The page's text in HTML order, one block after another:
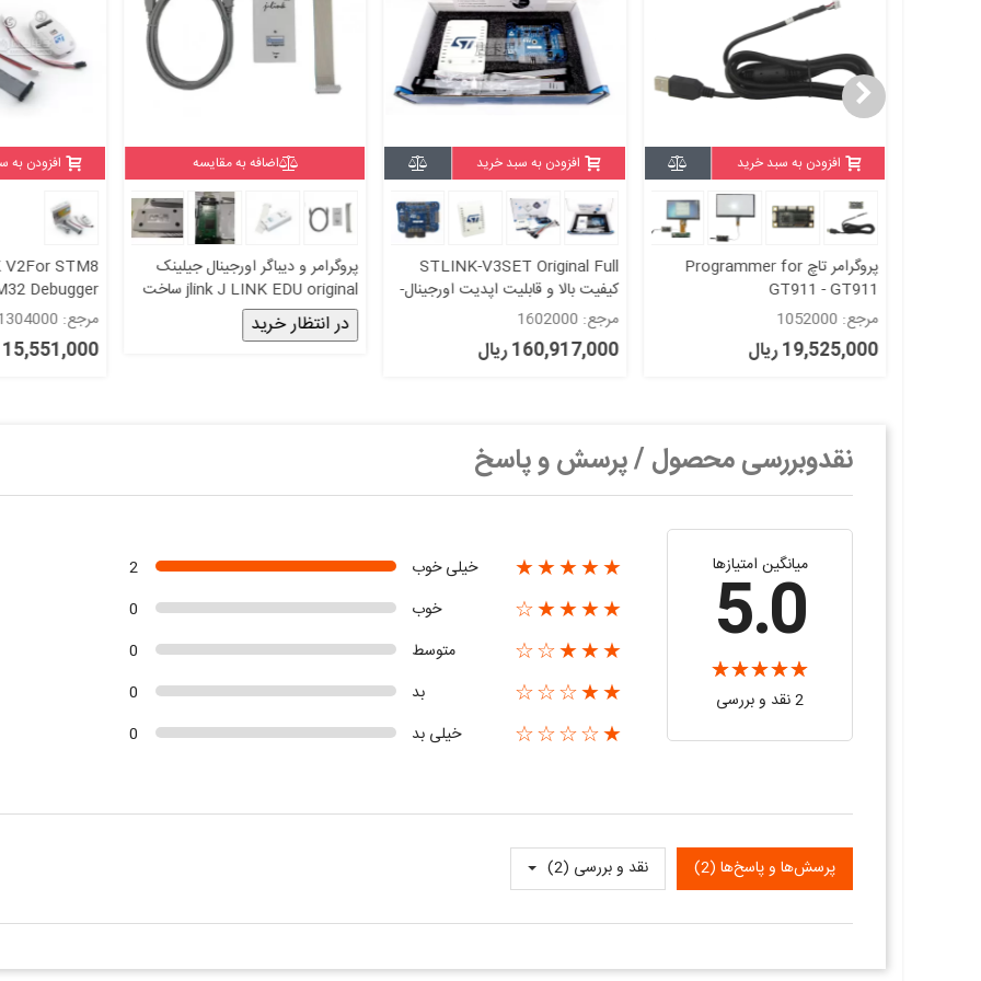
افزودن به سبد خرید
پروگرامر تاچ Programmer for
GT911 - GT911
مرجع: 1052000
19,525,000 ریال
افزودن به سبد خرید
STLINK-V3SET Original Full
کیفیت بالا و قابلیت اپدیت اورجینال-
100 %
مرجع: 1602000
160,917,000 ریال
اضافه به مقایسه
پروگرامر و دیباگر اورجینال جیلینک
jlink J LINK EDU original ساخت
آلمان آپدیت آخرین نسخه segger
در انتظار خرید
افزودن به
STM8
Debugger
قابلیت اپدیت -
مرجع: 1304000
15,551,000 ریال
نقدوبررسی محصول / پرسش و پاسخ
میانگین امتیازها
5.0
2 نقد و بررسی‌‌
★★★★★ خیلی خوب 2
★★★★☆ خوب 0
★★★☆☆ متوسط 0
★★☆☆☆ بد 0
★☆☆☆☆ خیلی بد 0
نقد و بررسی‌‌ (2) پرسش‌ها و پاسخ‌ها (2)